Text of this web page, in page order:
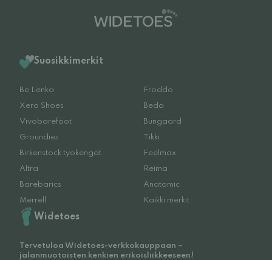
Suosikkimerkit
Be Lenka
Froddo
Xero Shoes
Beda
Vivobarefoot
Bungaard
Groundies
Tikki
Birkenstock työkengät
Feelmax
Altra
Reima
Barebarics
Anatomic
Merrell
Kaikki merkit
Widetoes
Tervetuloa Widetoes-verkkokauppaan –
jalanmuotoisten kenkien erikoisliikkeeseen!